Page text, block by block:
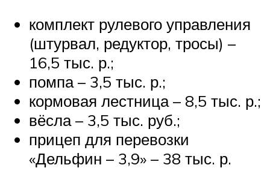
комплект рулевого управления
(штурвал, редуктор, тросы) –
16,5 тыс. р.;
помпа – 3,5 тыс. р.;
кормовая лестница – 8,5 тыс. р.;
вёсла – 3,5 тыс. руб.;
прицеп для перевозки
«Дельфин – 3,9» – 38 тыс. р.